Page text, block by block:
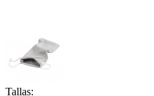
Tallas: